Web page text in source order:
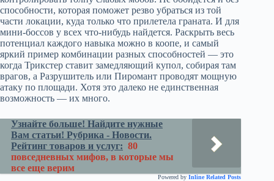
способности, которая поможет резво убраться из той
части локации, куда только что прилетела граната. И для
мини-боссов у всех что-нибудь найдется. Раскрыть весь
потенциал каждого навыка можно в коопе, и самый
яркий пример комбинации разных способностей — это
когда Трикстер ставит замедляющий купол, собирая там
врагов, а Разрушитель или Пиромант проводят мощную
атаку по площади. Хотя это далеко не единственная
возможность — их много.
Узнайте больше! Найдите нужные
Вам статьи! Рубрика - Новости.
Рейтинг товаров и услуг: 80
повседневных мифов, в которые мы
все еще верим
Powered by Inline Related Posts